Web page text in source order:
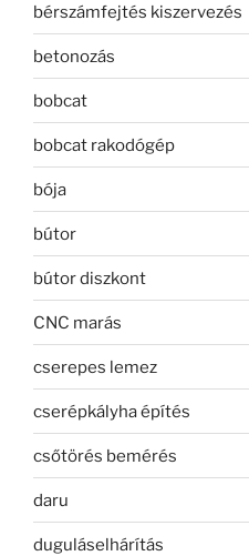
bérszámfejtés kiszervezés
betonozás
bobcat
bobcat rakodógép
bója
bútor
bútor diszkont
CNC marás
cserepes lemez
cserépkályha építés
csőtörés bemérés
daru
duguláselhárítás